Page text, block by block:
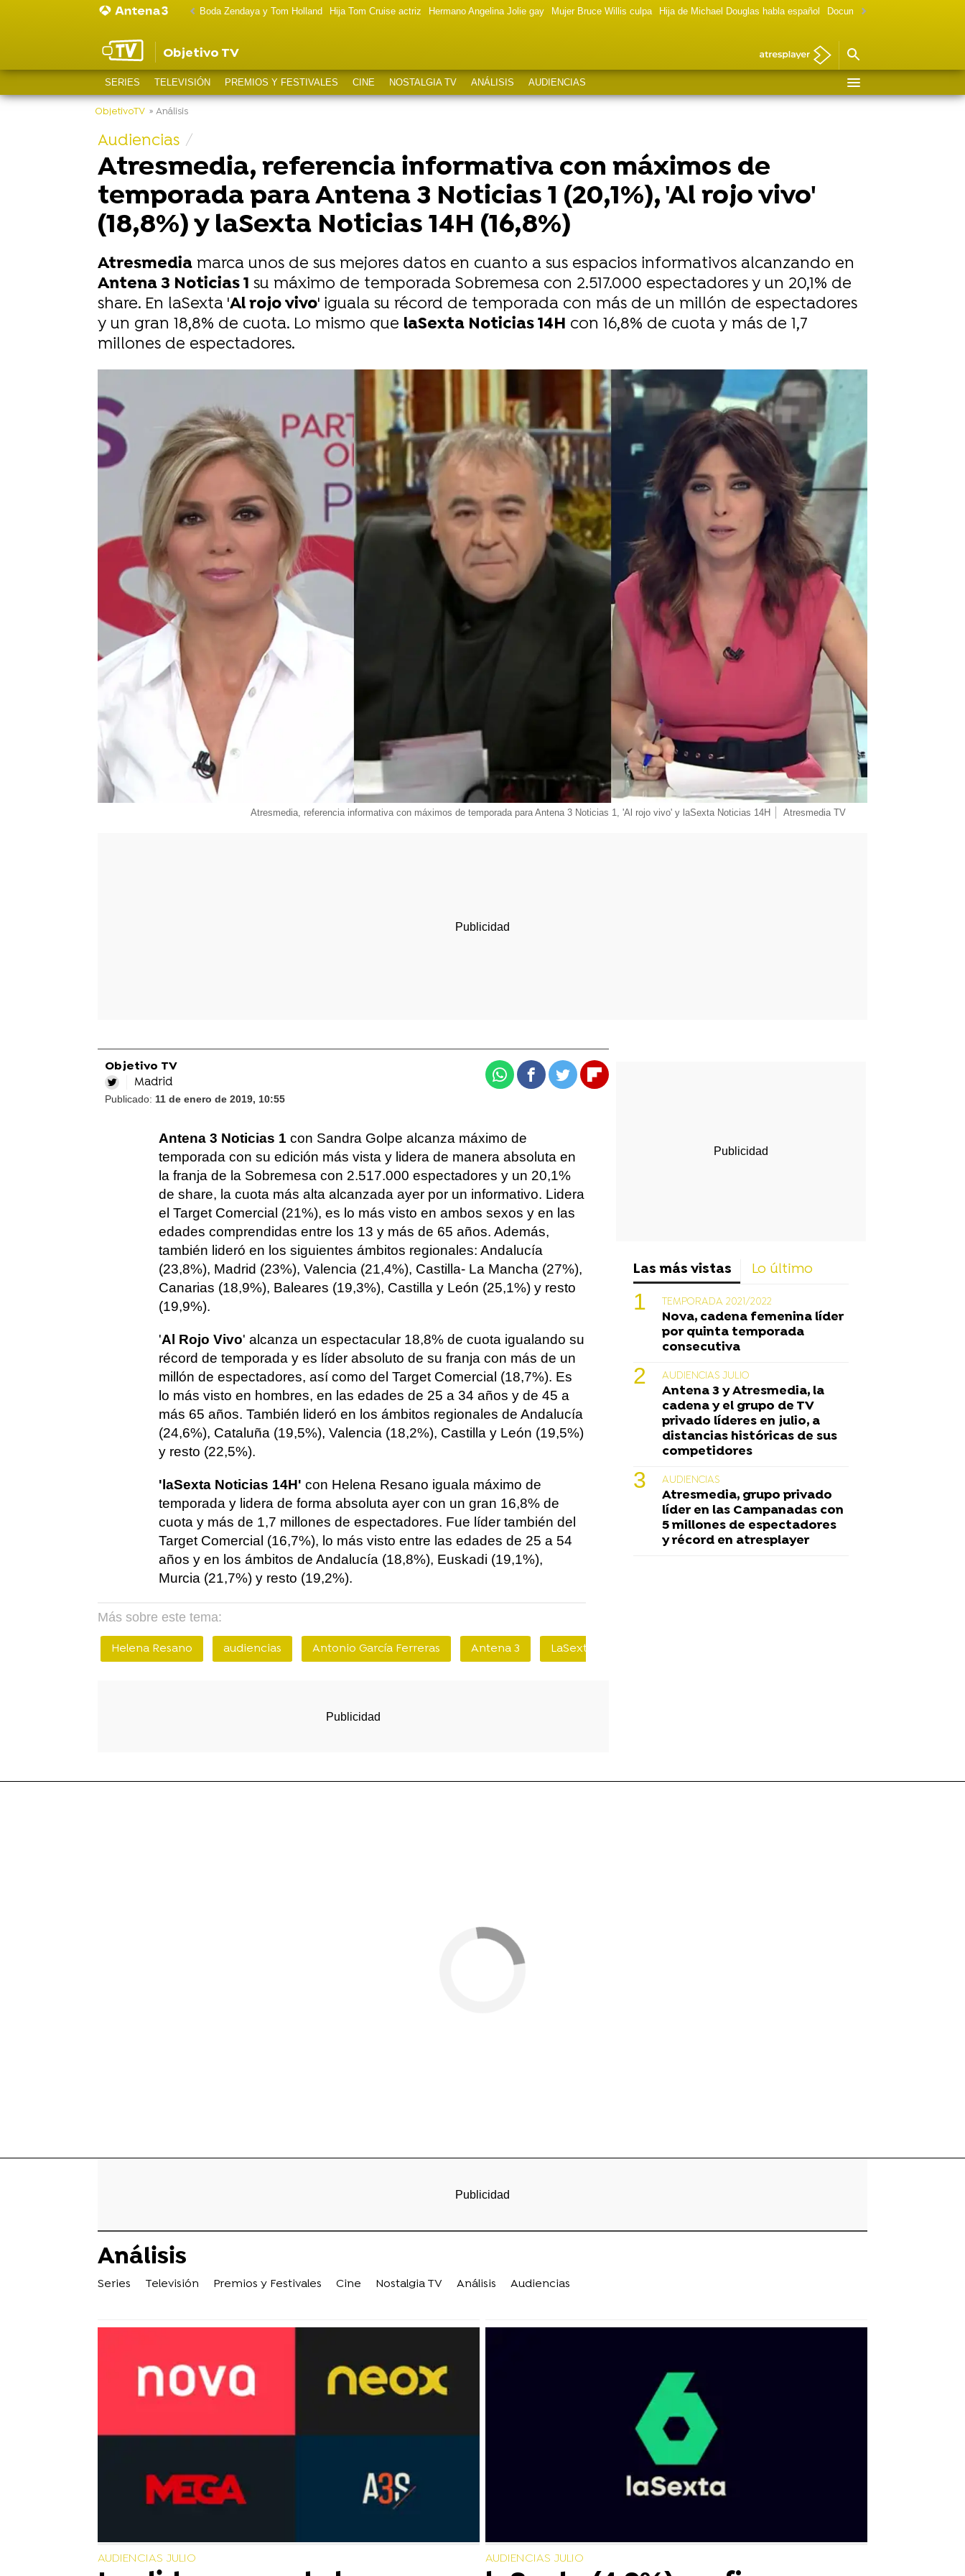
Boda Zendaya y Tom Holland Hija Tom Cruise actriz Hermano Angelina Jolie gay Mujer Bruce Willis culpa Hija de Michael Douglas habla español Documental Las chicas Gilmore
Objetivo TV
SERIES TELEVISIÓN PREMIOS Y FESTIVALES CINE NOSTALGIA TV ANÁLISIS AUDIENCIAS
ObjetivoTV » Análisis
Audiencias
Atresmedia, referencia informativa con máximos de
temporada para Antena 3 Noticias 1 (20,1%), 'Al rojo vivo'
(18,8%) y laSexta Noticias 14H (16,8%)
Atresmedia marca unos de sus mejores datos en cuanto a sus espacios informativos alcanzando en
Antena 3 Noticias 1 su máximo de temporada Sobremesa con 2.517.000 espectadores y un 20,1% de
share. En laSexta 'Al rojo vivo' iguala su récord de temporada con más de un millón de espectadores
y un gran 18,8% de cuota. Lo mismo que laSexta Noticias 14H con 16,8% de cuota y más de 1,7
millones de espectadores.
-
Atresmedia, referencia informativa con máximos de temporada para Antena 3 Noticias 1, 'Al rojo vivo' y laSexta Noticias 14H Atresmedia TV
Objetivo TV
Madrid
Publicado: 11 de enero de 2019, 10:55
WhatsappFacebook
TwitterFlipboard
Antena 3 Noticias 1 con Sandra Golpe alcanza máximo de
temporada con su edición más vista y lidera de manera absoluta en
la franja de la Sobremesa con 2.517.000 espectadores y un 20,1%
de share, la cuota más alta alcanzada ayer por un informativo. Lidera
el Target Comercial (21%), es lo más visto en ambos sexos y en las
edades comprendidas entre los 13 y más de 65 años. Además,
también lideró en los siguientes ámbitos regionales: Andalucía
(23,8%), Madrid (23%), Valencia (21,4%), Castilla- La Mancha (27%),
Canarias (18,9%), Baleares (19,3%), Castilla y León (25,1%) y resto
(19,9%).
'Al Rojo Vivo' alcanza un espectacular 18,8% de cuota igualando su
récord de temporada y es líder absoluto de su franja con más de un
millón de espectadores, así como del Target Comercial (18,7%). Es
lo más visto en hombres, en las edades de 25 a 34 años y de 45 a
más 65 años. También lideró en los ámbitos regionales de Andalucía
(24,6%), Cataluña (19,5%), Valencia (18,2%), Castilla y León (19,5%)
y resto (22,5%).
'laSexta Noticias 14H' con Helena Resano iguala máximo de
temporada y lidera de forma absoluta ayer con un gran 16,8% de
cuota y más de 1,7 millones de espectadores. Fue líder también del
Target Comercial (16,7%), lo más visto entre las edades de 25 a 54
años y en los ámbitos de Andalucía (18,8%), Euskadi (19,1%),
Murcia (21,7%) y resto (19,2%).
Más sobre este tema:
Helena Resano audiencias Antonio García Ferreras Antena 3 LaSexta
Las más vistas Lo último
TEMPORADA 2021/2022
Nova, cadena femenina líder
por quinta temporada
consecutiva
AUDIENCIAS JULIO
Antena 3 y Atresmedia, la
cadena y el grupo de TV
privado líderes en julio, a
distancias históricas de sus
competidores
AUDIENCIAS
Atresmedia, grupo privado
líder en las Campanadas con
5 millones de espectadores
y récord en atresplayer
Análisis
Series Televisión Premios y Festivales Cine Nostalgia TV Análisis Audiencias
AUDIENCIAS JULIO AUDIENCIAS JULIO